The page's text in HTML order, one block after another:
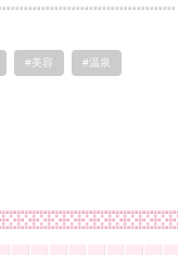
#美容 #温泉